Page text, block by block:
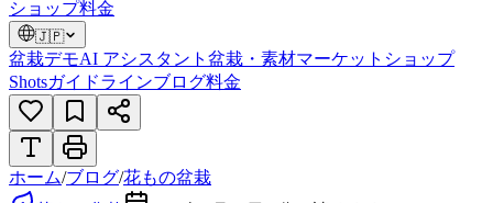
ショップ料金
🇯🇵
盆栽デモAI アシスタント 盆栽・素材マーケット ショップ
Shotsガイドラインブログ料金
ホーム/ブログ/花もの盆栽